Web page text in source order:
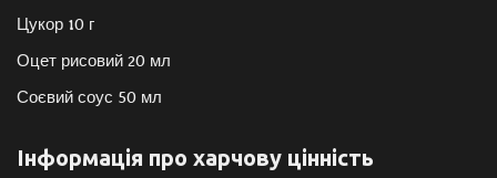
Цукор 10 г
Оцет рисовий 20 мл
Соєвий соус 50 мл
Інформація про харчову цінність